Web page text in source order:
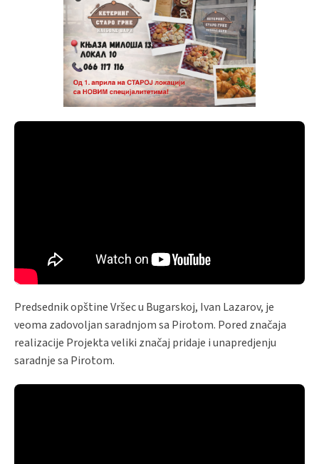
Predsednik opštine Vršec u Bugarskoj, Ivan Lazarov, je
veoma zadovoljan saradnjom sa Pirotom. Pored značaja
realizacije Projekta veliki značaj pridaje i unapredjenju
saradnje sa Pirotom.